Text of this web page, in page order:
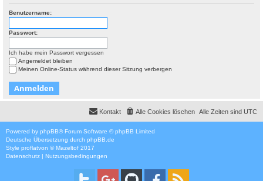
Benutzername:
Passwort:
Ich habe mein Passwort vergessen
Angemeldet bleiben
Meinen Online-Status während dieser Sitzung verbergen
Alle Zeiten sind UTC
Alle Cookies löschen
Kontakt
Powered by phpBB® Forum Software © phpBB Limited
Deutsche Übersetzung durch phpBB.de
Style proflatvon ©Mazeltof 2017
Datenschutz | Nutzungsbedingungen